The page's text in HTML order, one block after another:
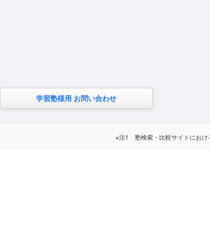
学習塾様用 お問い合わせ
※注1 塾検索・比較サイトにおけ